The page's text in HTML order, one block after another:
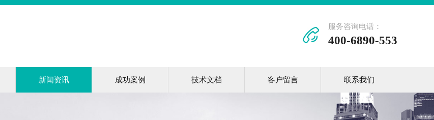
服务咨询电话：
400-6890-553
新闻资讯 成功案例 技术文档 客户留言 联系我们